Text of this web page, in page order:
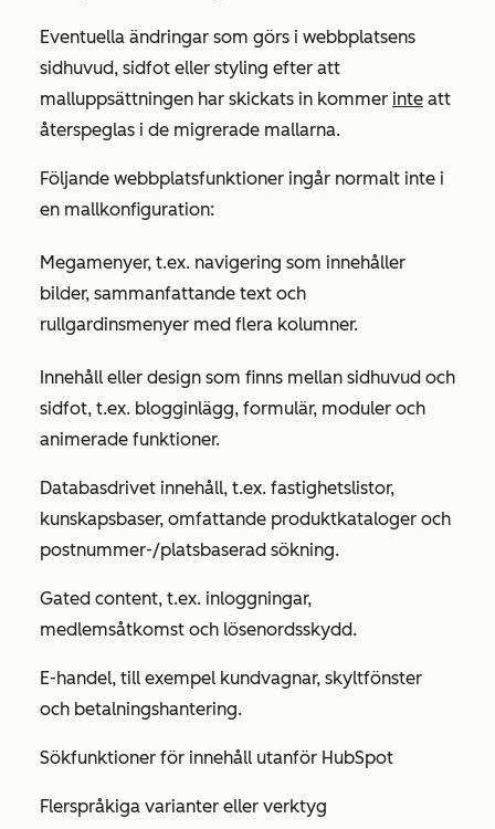
Eventuella ändringar som görs i webbplatsens
sidhuvud, sidfot eller styling efter att
malluppsättningen har skickats in kommer inte att
återspeglas i de migrerade mallarna.
Följande webbplatsfunktioner ingår normalt inte i
en mallkonfiguration:
Megamenyer, t.ex. navigering som innehåller
bilder, sammanfattande text och
rullgardinsmenyer med flera kolumner.
Innehåll eller design som finns mellan sidhuvud och
sidfot, t.ex. blogginlägg, formulär, moduler och
animerade funktioner.
Databasdrivet innehåll, t.ex. fastighetslistor,
kunskapsbaser, omfattande produktkataloger och
postnummer-/platsbaserad sökning.
Gated content, t.ex. inloggningar,
medlemsåtkomst och lösenordsskydd.
E-handel, till exempel kundvagnar, skyltfönster
och betalningshantering.
Sökfunktioner för innehåll utanför HubSpot
Flerspråkiga varianter eller verktyg